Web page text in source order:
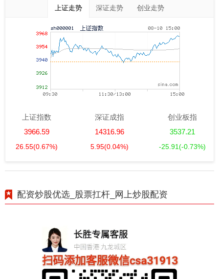
上证走势 深证走势 创业走势
上证指数
3966.59
26.55(0.67%)
深证成指
14316.96
5.95(0.04%)
创业板指
3537.21
-25.91(-0.73%)
配资炒股优选_股票扛杆_网上炒股配资